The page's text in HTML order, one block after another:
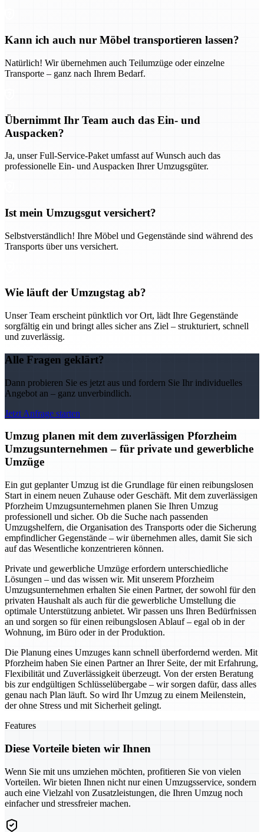
Kann ich auch nur Möbel transportieren lassen?
Natürlich! Wir übernehmen auch Teilumzüge oder einzelne
Transporte – ganz nach Ihrem Bedarf.
Übernimmt Ihr Team auch das Ein- und
Auspacken?
Ja, unser Full-Service-Paket umfasst auf Wunsch auch das
professionelle Ein- und Auspacken Ihrer Umzugsgüter.
Ist mein Umzugsgut versichert?
Selbstverständlich! Ihre Möbel und Gegenstände sind während des
Transports über uns versichert.
Wie läuft der Umzugstag ab?
Unser Team erscheint pünktlich vor Ort, lädt Ihre Gegenstände
sorgfältig ein und bringt alles sicher ans Ziel – strukturiert, schnell
und zuverlässig.
Alle Fragen geklärt?
Dann probieren Sie es jetzt aus und fordern Sie Ihr individuelles
Angebot an – ganz unverbindlich.
Jetzt Anfrage starten
Umzug planen mit dem zuverlässigen Pforzheim
Umzugsunternehmen – für private und gewerbliche
Umzüge
Ein gut geplanter Umzug ist die Grundlage für einen reibungslosen
Start in einem neuen Zuhause oder Geschäft. Mit dem zuverlässigen
Pforzheim Umzugsunternehmen planen Sie Ihren Umzug
professionell und sicher. Ob die Suche nach passenden
Umzugshelfern, die Organisation des Transports oder die Sicherung
empfindlicher Gegenstände – wir übernehmen alles, damit Sie sich
auf das Wesentliche konzentrieren können.
Private und gewerbliche Umzüge erfordern unterschiedliche
Lösungen – und das wissen wir. Mit unserem Pforzheim
Umzugsunternehmen erhalten Sie einen Partner, der sowohl für den
privaten Haushalt als auch für die gewerbliche Umstellung die
optimale Unterstützung anbietet. Wir passen uns Ihren Bedürfnissen
an und sorgen so für einen reibungslosen Ablauf – egal ob in der
Wohnung, im Büro oder in der Produktion.
Die Planung eines Umzuges kann schnell überfordernd werden. Mit
Pforzheim haben Sie einen Partner an Ihrer Seite, der mit Erfahrung,
Flexibilität und Zuverlässigkeit überzeugt. Von der ersten Beratung
bis zur endgültigen Schlüsselübergabe – wir sorgen dafür, dass alles
genau nach Plan läuft. So wird Ihr Umzug zu einem Meilenstein,
der ohne Stress und mit Sicherheit gelingt.
Features
Diese Vorteile bieten wir Ihnen
Wenn Sie mit uns umziehen möchten, profitieren Sie von vielen
Vorteilen. Wir bieten Ihnen nicht nur einen Umzugsservice, sondern
auch eine Vielzahl von Zusatzleistungen, die Ihren Umzug noch
einfacher und stressfreier machen.